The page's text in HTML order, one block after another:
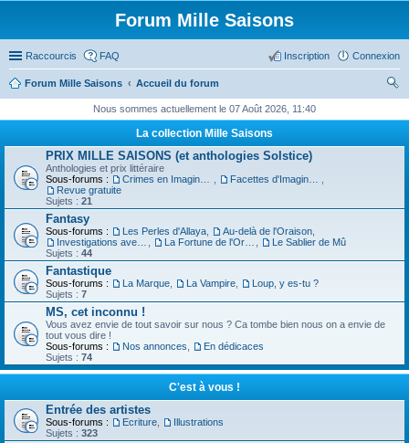
Forum Mille Saisons
Raccourcis FAQ Connexion
Inscription
Forum Mille Saisons
Accueil du forum
ch
Nous sommes actuellement le 07 Août 2026, 11:40
La collection Mille Saisons
PRIX MILLE SAISONS (et anthologies Solstice)
Anthologies et prix littéraire
Sous-forums :
Revue gratuite
Sujets : 21
Fantasy
Sous-forums : Les Perles d'Allaya Au-delà de l'Oraison
Le Sablier de Mû
Sujets : 44
Fantastique
Sous-forums : La Marque La Vampire
Loup, y es-tu ?
Sujets : 7
MS, cet inconnu !
Vous avez envie de tout savoir sur nous ? Ca tombe bien nous on a envie de
tout vous dire !
Sous-forums :
Nos annonces
En dédicaces
Sujets : 74
C'est à vous !
Entrée des artistes
Sous-forums : Ecriture
Illustrations
Sujets : 323